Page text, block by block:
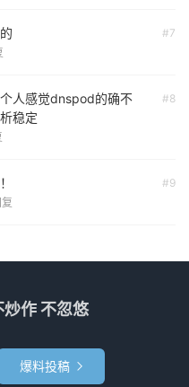
#7
#8
人感觉dnspod的确不
稳定
#9
作 不忽悠
爆料投稿 